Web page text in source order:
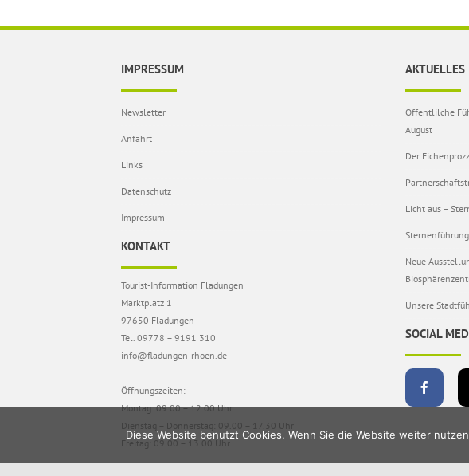
IMPRESSUM
Newsletter
Anfahrt
Links
Datenschutz
Impressum
KONTAKT
Tourist-Information Fladungen
Marktplatz 1
97650 Fladungen
Tel. 09778 – 9191 310
info@fladungen-rhoen.de
Öffnungszeiten:
Montag: 09.00 – 12.00 Uhr
Dienstag – Donnerstag: 09.00 – 17.30 Uhr
Freitag: 09.00 – 13.00 Uhr
AKTUELLES
Öffentlilche
August
Der
Licht aus –
Neue
Unsere
SOCIAL
Diese Website benutzt Cookies. Wenn Sie die Website weiter